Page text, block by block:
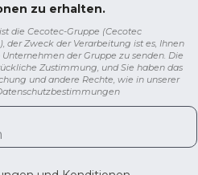
zu erhalten.
die Cecotec-Gruppe (Cecotec
der Zweck der Verarbeitung ist es, Ihnen
der Gruppe zu senden. Die
Zustimmung, und Sie haben das
und andere Rechte, wie in unserer